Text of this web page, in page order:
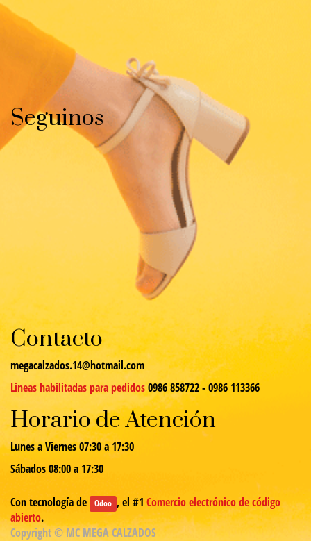
Seguinos
Contacto
megacalzados.14@hotmail.com
Lineas habilitadas para pedidos0986 858722 - 0986 113366
Horario de Atención
Lunes a Viernes 07:30 a 17:30
Sábados 08:00 a 17:30
Con tecnología de Odoo , el #1Comercio electrónico de código
abierto.
Copyright © MC MEGA CALZADOS